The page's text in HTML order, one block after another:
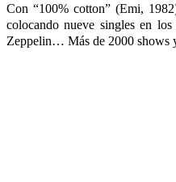
Con “100% cotton” (Emi,
colocando nueve singles en
Zeppelin… Más de 2000 shows